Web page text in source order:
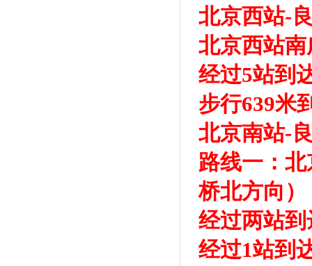
北京西站-
北京西站
经过5站到
步行639米
北京南站-
路线一：
桥北方向）
经过两站
经过1站到